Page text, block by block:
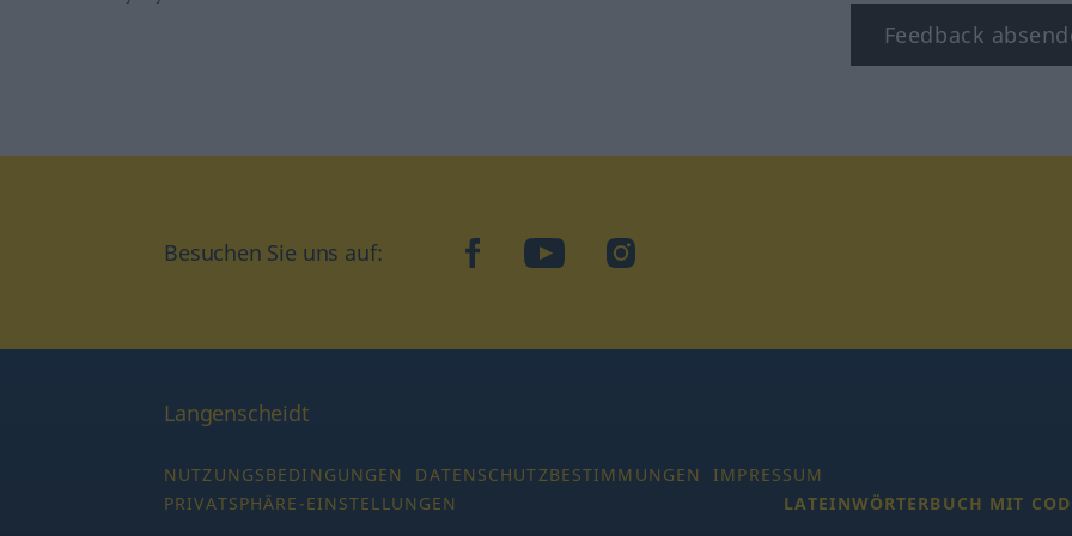
Feedback
Besuchen Sie uns auf: facebookYouTubeInstagram
Langenscheidt
NUTZUNGSBEDINGUNGEN DATENSCHUTZBESTIMMUNGEN
IMPRESSUM
PRIVATSPHÄRE-EINSTELLUNGEN
LATEINWÖRTERBUCH MIT